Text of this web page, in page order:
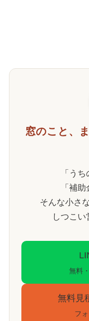
窓のこと、
「う
「補
そんな小さ
しつこい
無料
無料見
フ